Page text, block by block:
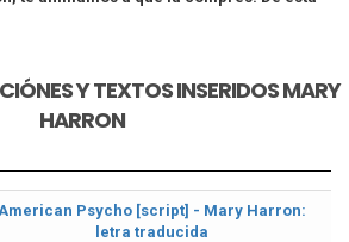
Y TEXTOS INSERIDOS MARY
HARRON
Psycho [script] - Mary Harron:
letra traducida